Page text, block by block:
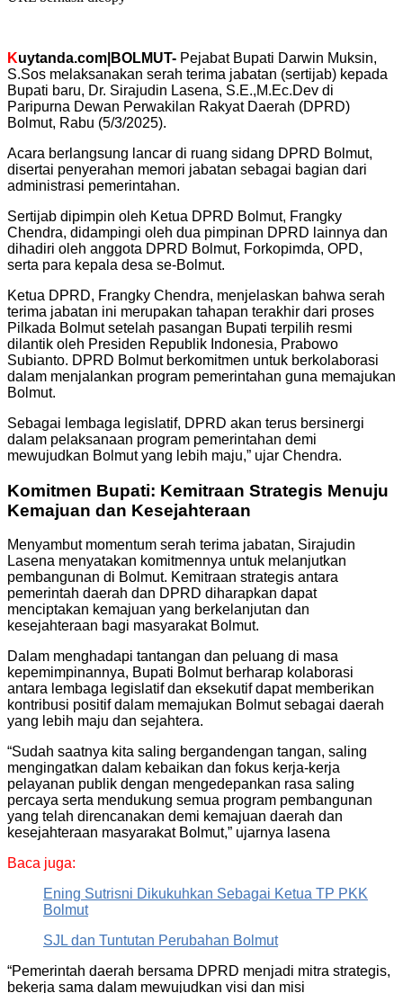
Kuytanda.com|BOLMUT- Pejabat Bupati Darwin Muksin,
S.Sos melaksanakan serah terima jabatan (sertijab) kepada
Bupati baru, Dr. Sirajudin Lasena, S.E.,M.Ec.Dev di
Paripurna Dewan Perwakilan Rakyat Daerah (DPRD)
Bolmut, Rabu (5/3/2025).
Acara berlangsung lancar di ruang sidang DPRD Bolmut,
disertai penyerahan memori jabatan sebagai bagian dari
administrasi pemerintahan.
Sertijab dipimpin oleh Ketua DPRD Bolmut, Frangky
Chendra, didampingi oleh dua pimpinan DPRD lainnya dan
dihadiri oleh anggota DPRD Bolmut, Forkopimda, OPD,
serta para kepala desa se-Bolmut.
Ketua DPRD, Frangky Chendra, menjelaskan bahwa serah
terima jabatan ini merupakan tahapan terakhir dari proses
Pilkada Bolmut setelah pasangan Bupati terpilih resmi
dilantik oleh Presiden Republik Indonesia, Prabowo
Subianto. DPRD Bolmut berkomitmen untuk berkolaborasi
dalam menjalankan program pemerintahan guna memajukan
Bolmut.
Sebagai lembaga legislatif, DPRD akan terus bersinergi
dalam pelaksanaan program pemerintahan demi
mewujudkan Bolmut yang lebih maju,” ujar Chendra.
Komitmen Bupati: Kemitraan Strategis Menuju
Kemajuan dan Kesejahteraan
Menyambut momentum serah terima jabatan, Sirajudin
Lasena menyatakan komitmennya untuk melanjutkan
pembangunan di Bolmut. Kemitraan strategis antara
pemerintah daerah dan DPRD diharapkan dapat
menciptakan kemajuan yang berkelanjutan dan
kesejahteraan bagi masyarakat Bolmut.
Dalam menghadapi tantangan dan peluang di masa
kepemimpinannya, Bupati Bolmut berharap kolaborasi
antara lembaga legislatif dan eksekutif dapat memberikan
kontribusi positif dalam memajukan Bolmut sebagai daerah
yang lebih maju dan sejahtera.
“Sudah saatnya kita saling bergandengan tangan, saling
mengingatkan dalam kebaikan dan fokus kerja-kerja
pelayanan publik dengan mengedepankan rasa saling
percaya serta mendukung semua program pembangunan
yang telah direncanakan demi kemajuan daerah dan
kesejahteraan masyarakat Bolmut,” ujarnya lasena
Baca juga:
Ening Sutrisni Dikukuhkan Sebagai Ketua TP PKK
Bolmut
SJL dan Tuntutan Perubahan Bolmut
“Pemerintah daerah bersama DPRD menjadi mitra strategis,
bekerja sama dalam mewujudkan visi dan misi